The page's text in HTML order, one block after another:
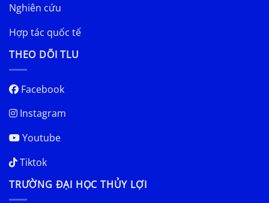
Nghiên cứu
Hợp tác quốc tế
THEO DÕI TLU
Facebook
Instagram
Youtube
Tiktok
TRƯỜNG ĐẠI HỌC THỦY LỢI